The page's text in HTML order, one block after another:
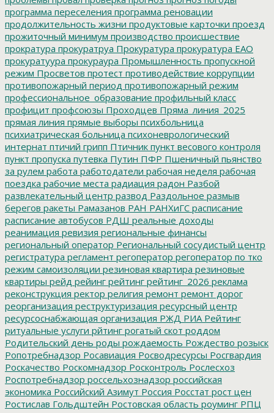
программа переселения программа реновации
продолжительность жизни продуктовые карточки проезд
прожиточный минимум производство происшествие
прократура прокуратруа Прокуратура прокуратура ЕАО
прокуратуура прокураура Промышленность пропускной
режим Просветов протест противодействие коррупции
противопожарный период противопожарный режим
профессиональное_образование профильный класс
профицит профсоюзы Проходцев Пряма_линия_2025
прямая линия прямые выборы психбольница
психиатрическая больница психоневрологический
интернат птичий грипп Птичник пункт весового контроля
пункт пропуска путевка Путин ПФР Пшеничный пьянство
за рулем работа работодатели рабочая неделя рабочая
поездка рабочие места радиация радон Разбой
развлекательный центр развод Раздольное размыв
берегов ракеты Рамазанов РАН РАНХиГС расписание
расписание автобусов РДШ реальные доходы
реанимация ревизия региональные финансы
региональный оператор Региональный сосудистый центр
регистратура регламент регоператор регоператор по тко
режим самоизоляции резиновая квартира резиновые
квартиры рейд рейинг рейтинг рейтинг_2026 реклама
реконструкция ректор религия ремонт ремонт дорог
реорганизация реструктуризация ресурсный центр
ресурсоснабжающая организация РЖД РИА Рейтинг
ритуальные услуги рйтинг рогатый скот роддом
Родительский день роды рождаемость Рождество розыск
Ропотребнадзор Росавиация Росводресурсы Росгвардия
Роскачество Роскомнадзор Росконтроль Рослесхоз
Роспотребнадзор россельхознадзор российская
экономика Российский Азимут Россия Росстат рост цен
Ростислав Гольдштейн Ростовская область роуминг РПЦ